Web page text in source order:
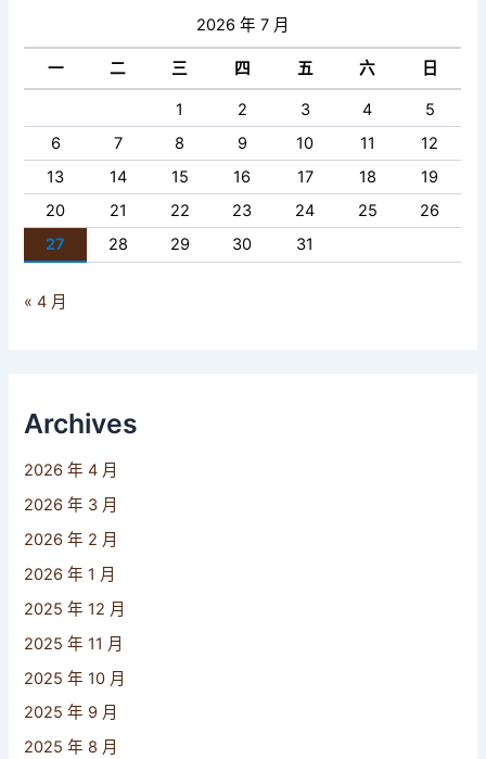
2026 年 7 月
一 二 三 四 五 六 日
1 2 3 4
5
6
7 8 9 10 11
12
13
14 15 16 17 18
19
20
21 22 23 24 25
26
27
28 29 30 31
« 4 月
Archives
2026 年 4 月
2026 年 3 月
2026 年 2 月
2026 年 1 月
2025 年 12 月
2025 年 11 月
2025 年 10 月
2025 年 9 月
2025 年 8 月